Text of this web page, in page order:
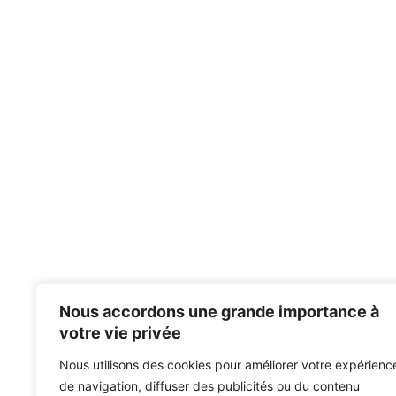
Nous accordons une grande importance à
votre vie privée
Nous utilisons des cookies pour améliorer votre
de navigation, diffuser des publicités ou du contenu